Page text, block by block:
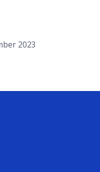
Applicatie
2023